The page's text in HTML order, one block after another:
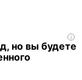
i
но вы будете